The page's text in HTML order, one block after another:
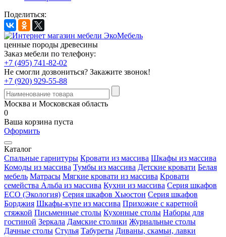
Поделиться:
ценные породы древесины
Заказ мебели по телефону:
+7 (495) 741-82-02
Не смогли дозвониться? Закажите звонок!
+7 (920) 929-55-88
Москва и Московская область
0
Ваша корзина пуста
Оформить
Каталог
Спальные гарнитуры Кровати из массива Шкафы из массива
Комоды из массива Тумбы из массива Детские кровати Белая
мебель Матрасы Мягкие кровати из массива Кровати
семейства Альба из массива Кухни из массива Серия шкафов
ECO (Экология) Серия шкафов Хьюстон Серия шкафов
Борджия Шкафы-купе из массива Прихожие с каретной
стяжкой Письменные столы Кухонные столы Наборы для
гостиной Зеркала Дамские столики Журнальные столы
Дачные столы Стулья Табуреты Диваны, скамьи, лавки